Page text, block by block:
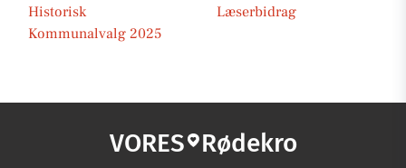
Historisk
Læserbidrag
Kommunalvalg 2025
VORES Rødekro